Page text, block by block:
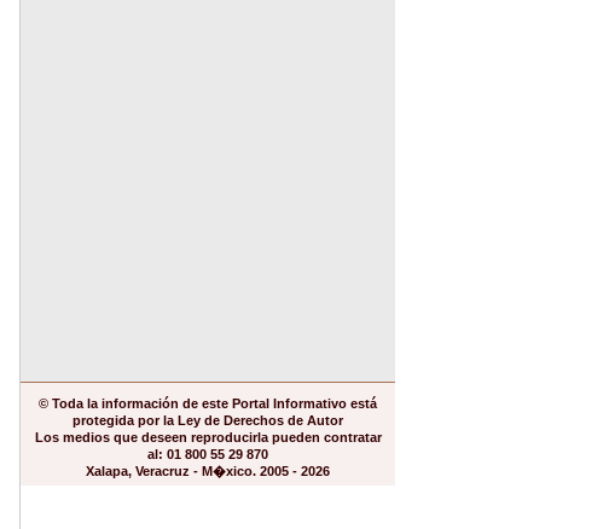
© Toda la información de este Portal Informativo está
protegida por la Ley de Derechos de Autor
Los medios que deseen reproducirla pueden contratar
al: 01 800 55 29 870
Xalapa, Veracruz - M�xico. 2005 - 2026